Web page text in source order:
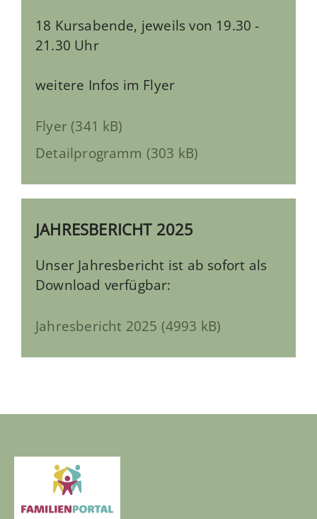
18 Kursabende, jeweils von 19.30 -
21.30 Uhr
weitere Infos im Flyer
Flyer (341 kB)
Detailprogramm (303 kB)
JAHRESBERICHT 2025
Unser Jahresbericht ist ab sofort als
Download verfügbar:
Jahresbericht 2025 (4993 kB)